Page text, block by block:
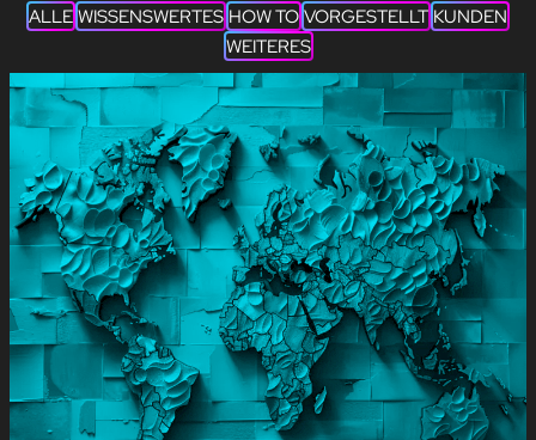
ALLE WISSENSWERTES HOW TO VORGESTELLT KUNDEN
WEITERES